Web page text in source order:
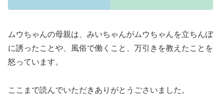
ムウちゃんの母親は、みいちゃんがムウちゃんを立ちんぼ
に誘ったことや、風俗で働くこと、万引きを教えたことを
怒っています。
ここまで読んでいただきありがとうごさいました。